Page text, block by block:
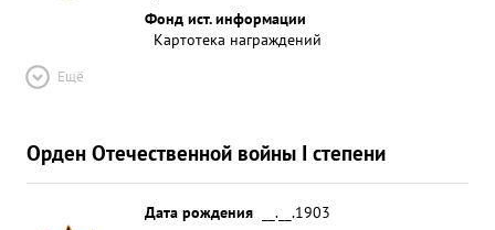
Фонд ист. информации
Картотека награждений
Ещё
Орден Отечественной войны I степени
Дата рождения
__.__.1903